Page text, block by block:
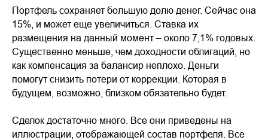
Портфель сохраняет большую долю денег. Сейчас она
15%, и может еще увеличиться. Ставка их
размещения на данный момент – около 7,1% годовых.
Существенно меньше, чем доходности облигаций, но
как компенсация за балансир неплохо. Деньги
помогут снизить потери от коррекции. Которая в
будущем, возможно, близком обязательно будет.
Сделок достаточно много. Все они приведены на
иллюстрации, отображающей состав портфеля. Все